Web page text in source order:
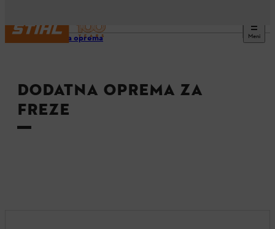
Meni
Dodatna oprema
DODATNA OPREMA ZA
FREZE